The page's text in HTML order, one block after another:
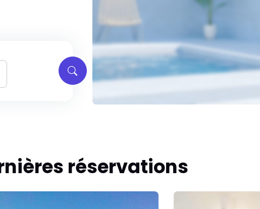
réservations